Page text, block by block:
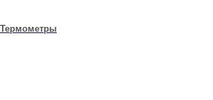
Термометры